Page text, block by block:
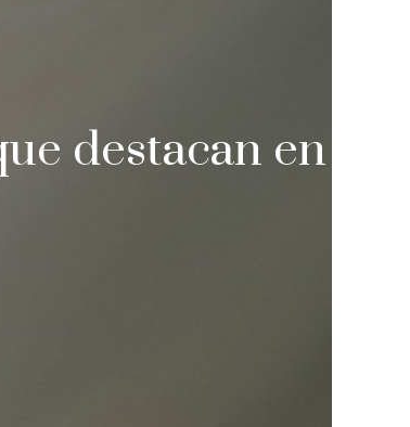
destacan en